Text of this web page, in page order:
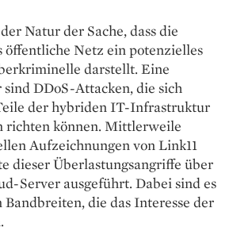
Natur der Sache, dass die
öffentliche Netz ein potenzielles
darstellt. Eine
sind DDoS-Attacken, die sich
der hybriden IT-Infrastruktur
richten können. Mittlerweile
Aufzeichnungen von Link11
dieser Überlastungsangriffe über
Server ausgeführt. Dabei sind es
die das Interesse der